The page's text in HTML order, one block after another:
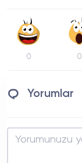
0 0
Yorumlar